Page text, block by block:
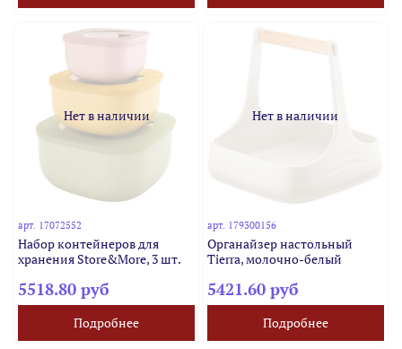
Нет в наличии
арт. 17072552
Набор контейнеров для
хранения Store&More, 3 шт.
5518.80 руб
Подробнее
Нет в наличии
арт. 179300156
Органайзер настольный
Tierra, молочно-белый
5421.60 руб
Подробнее